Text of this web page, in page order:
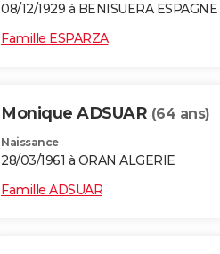
08/12/1929 à BENISUERA ESPAGNE
Famille ESPARZA
Monique ADSUAR (64 ans)
Naissance
28/03/1961 à ORAN ALGERIE
Famille ADSUAR